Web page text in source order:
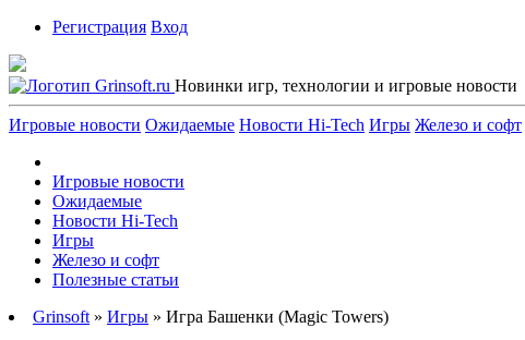
Регистрация Вход
Новинки игр, технологии и игровые новости
Игровые новости Ожидаемые Новости Hi-Tech Игры Железо и софт
Игровые новости
Ожидаемые
Новости Hi-Tech
Игры
Железо и софт
Полезные статьи
Grinsoft » Игры » Игра Башенки (Magic Towers)